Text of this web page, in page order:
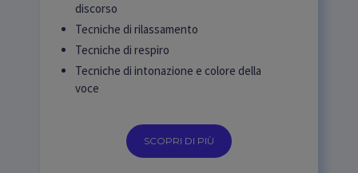
discorso
Tecniche di rilassamento
Tecniche di respiro
Tecniche di intonazione e colore della
voce
SCOPRI DI PIÙ